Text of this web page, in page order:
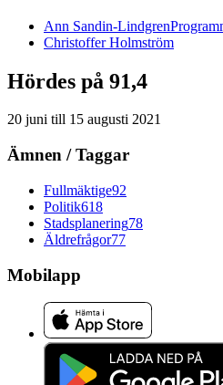
Ann Sandin-Lindgren
Christoffer Holmström
Hördes på 91,4
20 juni till 15 augusti 2021
Ämnen / Taggar
Fullmäktige92
Politik618
Stadsplanering78
Äldrefrågor77
Mobilapp